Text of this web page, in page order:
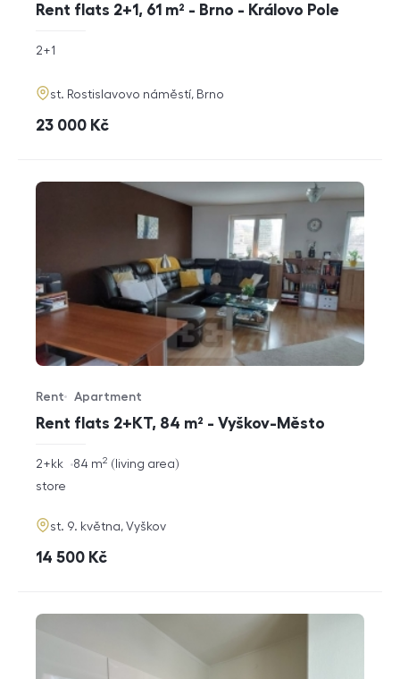
Rent flats 2+1, 61 m² - Brno - Královo Pole
rozměry
disposition
2+1
adresa
st. Rostislavovo náměstí, Brno
cena
23 000 Kč
Rent flats 2+KT, 84 m² - Vyškov-Město
Offer type
Rent
Property type
Apartment
rozměry
2+kk living area
84 m2
funkce
store
adresa
st. 9. května, Vyškov
cena
14 500 Kč